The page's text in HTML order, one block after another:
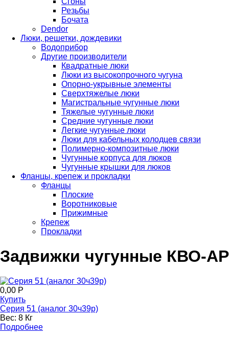
Резьбы
Бочата
Dendor
Люки, решетки, дождевики
Водоприбор
Другие производители
Квадратные люки
Люки из высокопрочного чугуна
Опорно-укрывные элементы
Сверхтяжелые люки
Магистральные чугунные люки
Тяжелые чугунные люки
Средние чугунные люки
Легкие чугунные люки
Люки для кабельных колодцев связи
Полимерно-композитные люки
Чугунные корпуса для люков
Чугунные крышки для люков
Фланцы, крепеж и прокладки
Фланцы
Плоские
Воротниковые
Прижимные
Крепеж
Прокладки
Задвижки чугунные КВО-
0,00 Р
Купить
Серия 51 (аналог 30ч39р)
Вес: 8 Кг
Подробнее